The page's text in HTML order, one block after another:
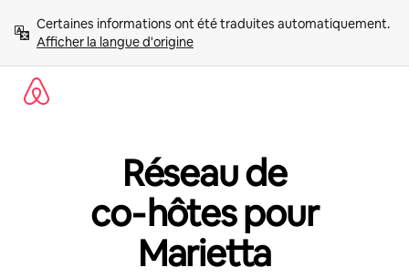
directement
contenu
Afficher la langue d'origine
Réseau de
co‑hôtes pour
Marietta